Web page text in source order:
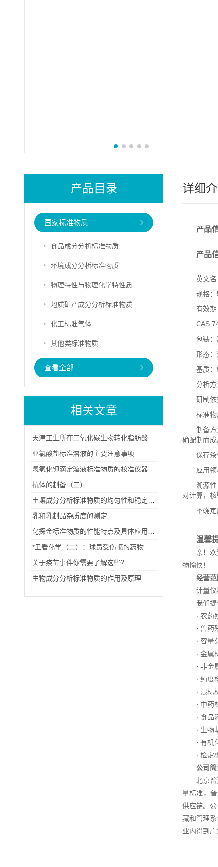
产品目录
国家标准物质
食品成分分析标准物质
环境成分分析标准物质
物理特性与物理化学特性质
地质矿产成分分析标准物质
化工标准气体
其他类标准物质
查看全部
相关文章
亚氯酸盐标准溶液的主要注意事项
抗体的制备（二）
乳和乳制品杂质度的测定
关于疫苗事件你需要了解这些？
生物成分分析标准物质的作用及原理
详细
产品
产品
英文
规格
有效
包装
形态：
基质
分析
研制
标准
制备
确配制而成
保存
应用
溯源
对计算，
不确
温馨
亲！
物愉快！
经营范
计量
我们
· 农药
· 兽药
· 容量
· 金属
· 非金
· 纯度
· 混标
· 中药
· 食品
· 生物
· 有机
· 检定
公司简
北京
量标准，
供应链。
藏和管理
业内得到